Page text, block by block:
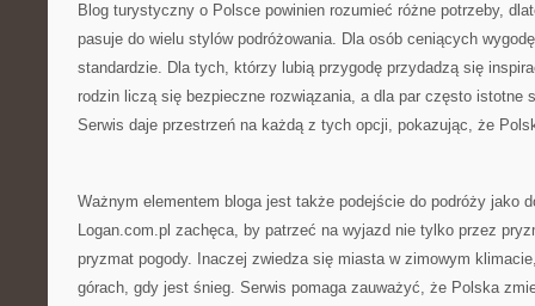
Blog turystyczny o Polsce powinien rozumieć różne potrzeby,
pasuje do wielu stylów podróżowania. Dla osób ceniących
standardzie. Dla tych, którzy lubią przygodę przydadzą się
rodzin liczą się bezpieczne rozwiązania, a dla par często istotne
Serwis daje przestrzeń na każdą z tych opcji, pokazując, że
Ważnym elementem bloga jest także podejście do podróży jako
Logan.com.pl zachęca, by patrzeć na wyjazd nie tylko przez
pryzmat pogody. Inaczej zwiedza się miasta w zimowym
górach, gdy jest śnieg. Serwis pomaga zauważyć, że Polska